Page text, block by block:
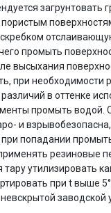
загрунтовать
промыть
высыхания
при необходимости
в оттенке
промыть водой.
и взрывобезопасна,
попадании
резиновые
утилизировать как
при t выше
заводской
в 2 недели